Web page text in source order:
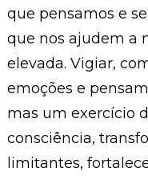
que pensamos e
que nos ajudem a
elevada. Vigiar,
emoções e
mas um exercício
consciência,
limitantes,